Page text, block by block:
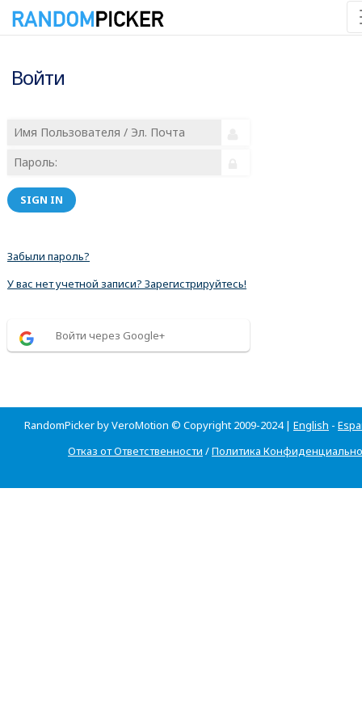
Войти
SIGN IN
Забыли пароль?
У вас нет учетной записи? Зарегистрируйтесь!
Войти через Google+
RandomPicker by VeroMotion © Copyright 2009-2024 | English -
Отказ от Ответственности /Политика